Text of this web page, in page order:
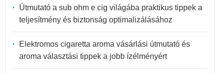
Útmutató a sub ohm e cig világába praktikus tippek a
teljesítmény és biztonság optimalizálásához
Elektromos cigaretta aroma vásárlási útmutató és
aroma választási tippek a jobb ízélményért